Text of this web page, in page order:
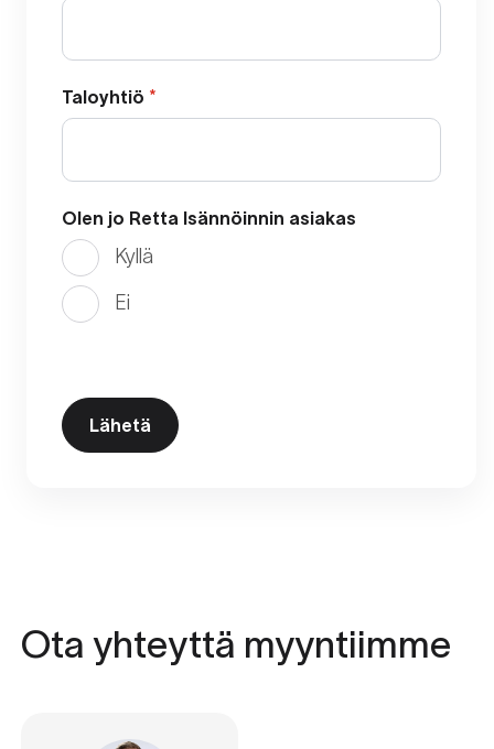
Taloyhtiö *
Olen jo Retta Isännöinnin asiakas
Kyllä
Ei
Ota yhteyttä myyntiimme